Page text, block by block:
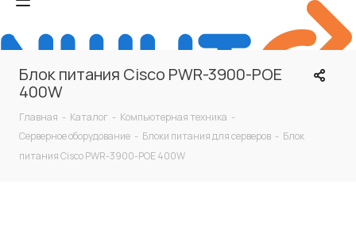
Блок питания Cisco PWR-3900-POE
400W
Главная - Каталог - Компьютерная техника -
Серверное оборудование - Блоки питания для серверов - Блок
питания Cisco PWR-3900-POE 400W